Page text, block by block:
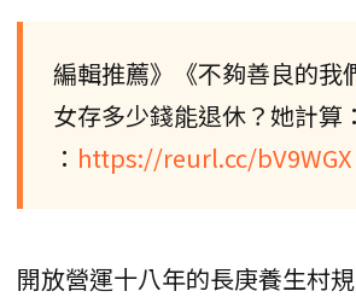
編輯推薦》《不夠善良的我
女存多少錢能退休？她計算
： https://reurl.cc/bV9WGX
開放營運十八年的長庚養生村